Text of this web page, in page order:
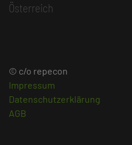
Österreich
© c/o repecon
Impressum
Datenschutzerklärung
AGB